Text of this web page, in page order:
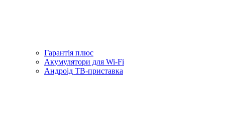
Гарантiя плюс
Акумулятори для Wi-Fi
Андроід ТВ-приставка